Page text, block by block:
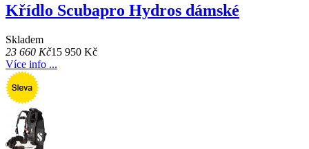
Křídlo Scubapro Hydros dámské
Skladem
23 660 Kč15 950 Kč
Více info ...